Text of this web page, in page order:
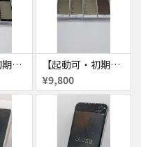
【起動可・初期化済・SIMロック解除済】iPhone6 64GB 4台セット
【起動可・初期化済・SIMロック解除済】iPhone6 64GB 4台セット
¥9,800